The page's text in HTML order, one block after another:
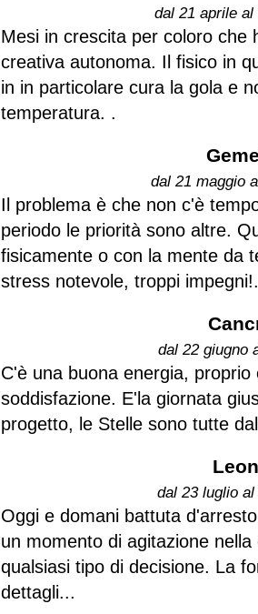
dal 21 aprile al
Mesi in crescita per coloro che
creativa autonoma. Il fisico in
in in particolare cura la gola e
temperatura. .
dal 21 maggio
Il problema è che non c'è
periodo le priorità sono altre.
fisicamente o con la mente da
stress notevole, troppi impegni!.
dal 22 giugno
C'è una buona energia,
soddisfazione. E'la giornata
progetto, le Stelle sono tutte
dal 23 luglio
Oggi e domani battuta
un momento di agitazione
qualsiasi tipo di decisione. La
dettagli...